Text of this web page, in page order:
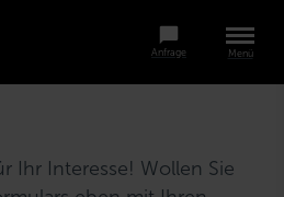
Menü
Anfrage
Ihr Interesse! Wollen Sie